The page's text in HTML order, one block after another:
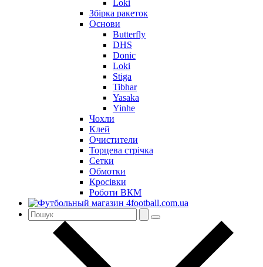
Loki
Збірка ракеток
Основи
Butterfly
DHS
Donic
Loki
Stiga
Tibhar
Yasaka
Yinhe
Чохли
Клей
Очистители
Торцева стрічка
Сетки
Обмотки
Кросівки
Роботи ВКМ